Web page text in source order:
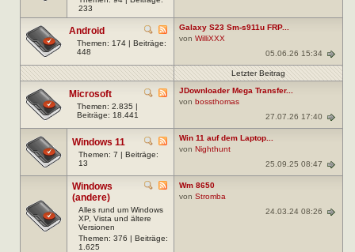
233
Android
Themen: 174 | Beiträge:
448
Galaxy S23 Sm-s911u FRP...
von WilliXXX
05.06.26 15:34
Letzter Beitrag
Microsoft
Themen: 2.835 |
Beiträge: 18.441
JDownloader Mega Transfer...
von bossthomas
27.07.26 17:40
Windows 11
Themen: 7 | Beiträge:
13
Win 11 auf dem Laptop...
von Nighthunt
25.09.25 08:47
Windows
(andere)
Alles rund um Windows
XP, Vista und ältere
Versionen
Themen: 376 | Beiträge:
1.625
Wm 8650
von Stromba
24.03.24 08:26